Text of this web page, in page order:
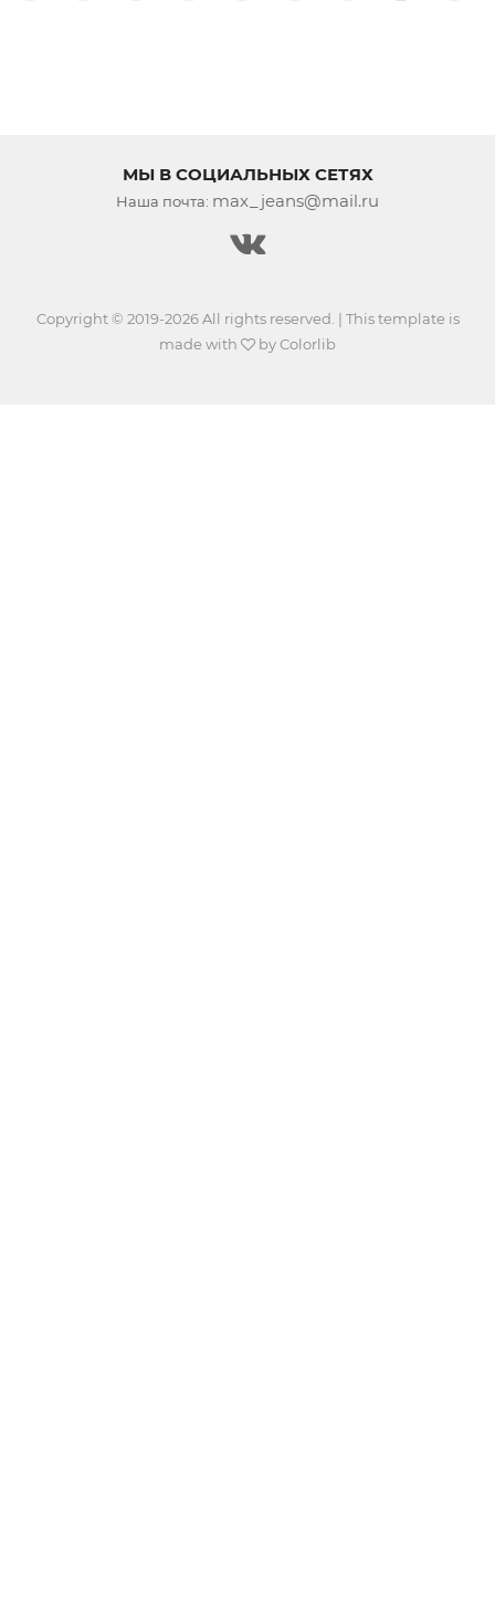
МЫ В СОЦИАЛЬНЫХ СЕТЯХ
Наша почта: max_jeans@mail.ru
Copyright © 2019-2026 All rights reserved. | This template is
made with
byColorlib